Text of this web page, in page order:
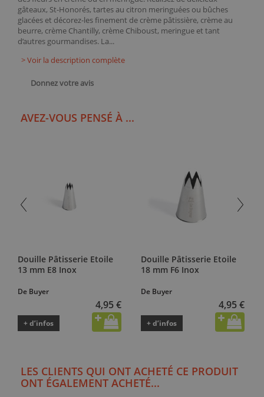
gâteaux, St-Honorés, tartes au citron meringuées ou bûches
glacées et décorez-les finement de crème pâtissière, crème au
beurre, crème Chantilly, crème Chiboust, meringue et tant
d’autres gourmandises. La...
> Voir la description complète
Donnez votre avis
AVEZ-VOUS PENSÉ À ...
Douille Pâtisserie Etoile
13 mm E8 Inox
De Buyer
4,95 €
+ d’infos
Douille Pâtisserie Etoile
18 mm F6 Inox
De Buyer
4,95 €
+ d’infos
LES CLIENTS QUI ONT ACHETÉ CE PRODUIT
ONT ÉGALEMENT ACHETÉ...